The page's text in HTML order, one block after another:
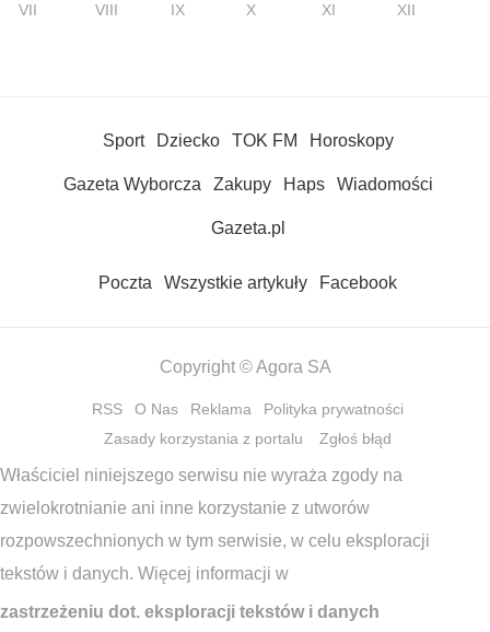
VII
VIII IX X XI XII
Sport Dziecko TOK FM Horoskopy
Gazeta Wyborcza Zakupy Haps Wiadomości
Gazeta.pl
Poczta Wszystkie artykuły Facebook
Copyright © Agora SA
RSS O Nas Reklama
Polityka prywatności
Zasady korzystania z portalu
Zgłoś błąd
Właściciel niniejszego serwisu nie wyraża zgody na
zwielokrotnianie ani inne korzystanie z utworów
rozpowszechnionych w tym serwisie, w celu eksploracji
tekstów i danych. Więcej informacji w
zastrzeżeniu dot. eksploracji tekstów i danych